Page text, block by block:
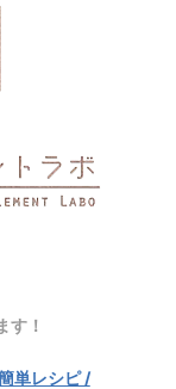
す！
単レシピ /